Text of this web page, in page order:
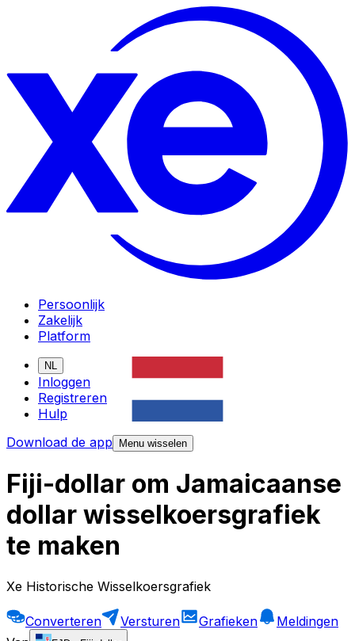
Persoonlijk
Zakelijk
Platform
NL
Inloggen
Registreren
Hulp
Download de app
Menu wisselen
Fiji-dollar om Jamaicaanse
dollar wisselkoersgrafiek
te maken
Xe Historische Wisselkoersgrafiek
Converteren Versturen Grafieken
Meldingen